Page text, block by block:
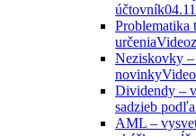
účtovník
Problematika
určenia
Neziskovky
novinky
Dividendy –
sadzieb
AML –